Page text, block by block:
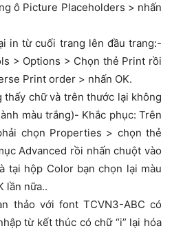
ô Picture Placeholders > nhấn
in từ cuối trang lên đầu trang:-
> Options > Chọn thẻ Print rồi
Print order > nhấn OK.
thấy chữ và trên thước lại không
màu trắng)- Khắc phục: Trên
chọn Properties > chọn thẻ
Advanced rồi nhấn chuột vào
tại hộp Color bạn chọn lại màu
lần nữa..
thảo với font TCVN3-ABC có
từ kết thúc có chữ “i” lại hóa